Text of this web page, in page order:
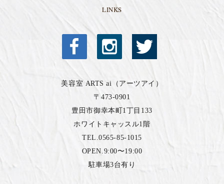
LINKS
美容室 ARTS ai（アーツアイ）
〒473-0901
豊田市御幸本町1丁目133
ホワイトキャッスル1階
TEL.0565-85-1015
OPEN.9:00〜19:00
駐車場3台有り